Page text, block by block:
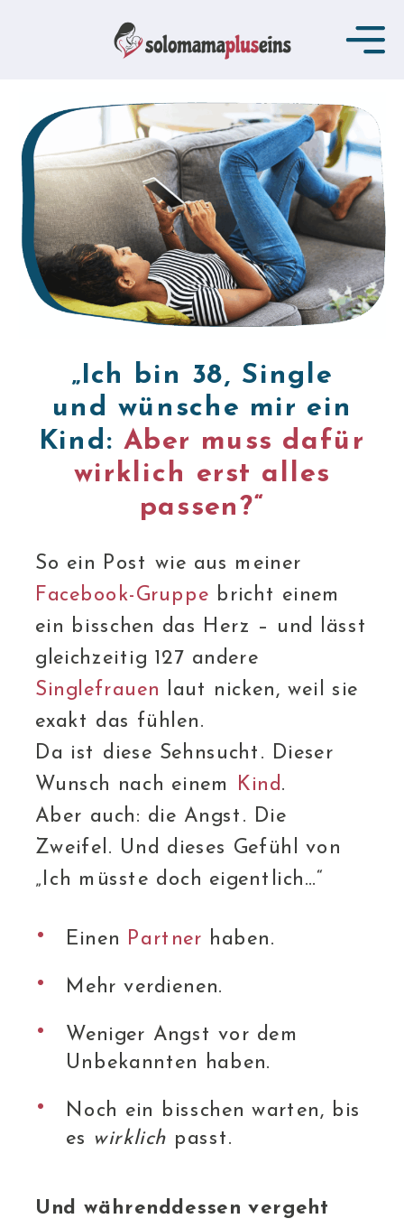
„Ich bin 38, Single
und wünsche mir ein
Kind:Aber muss dafür
wirklich erst alles
passen?“
So ein Post wie aus meiner
Facebook-Gruppe bricht einem
ein bisschen das Herz – und lässt
gleichzeitig 127 andere
Singlefrauen
laut nicken, weil sie
exakt das fühlen.
Da ist diese Sehnsucht. Dieser
Wunsch nach einem
Kind .
Aber auch: die Angst. Die
Zweifel. Und dieses Gefühl von
„Ich müsste doch eigentlich…“
Einen Partner haben.
Mehr verdienen.
Weniger Angst vor dem
Unbekannten haben.
Noch ein bisschen warten, bis
es wirklich passt.
Und währenddessen vergeht